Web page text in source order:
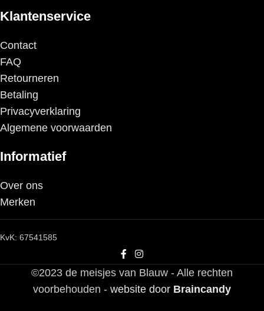
Klantenservice
Contact
FAQ
Retourneren
Betaling
Privacyverklaring
Algemene voorwaarden
Informatief
Over ons
Merken
KvK: 67541585
©2023 de meisjes van Blauw - Alle rechten
voorbehouden - website door Braincandy